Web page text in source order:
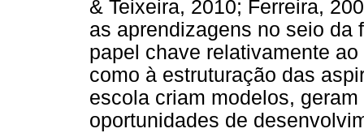
& Teixeira, 2010; Ferreira,
as aprendizagens no seio da
papel chave relativamente
como à estruturação das
escola criam modelos,
oportunidades de